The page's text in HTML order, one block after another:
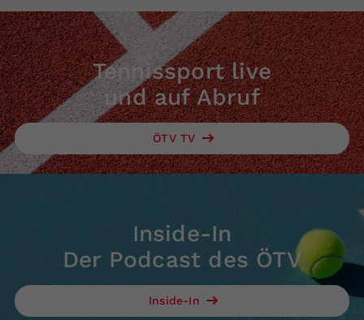
Tennissport live
und auf Abruf
ÖTV TV
Inside-In
Der Podcast des ÖTV
Inside-In